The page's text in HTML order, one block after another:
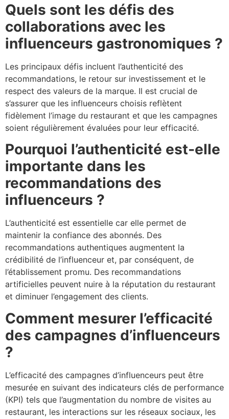
Quels sont les défis des
collaborations avec les
influenceurs gastronomiques ?
Les principaux défis incluent l’authenticité des
recommandations, le retour sur investissement et le
respect des valeurs de la marque. Il est crucial de
s’assurer que les influenceurs choisis reflètent
fidèlement l’image du restaurant et que les campagnes
soient régulièrement évaluées pour leur efficacité.
Pourquoi l’authenticité est-elle
importante dans les
recommandations des
influenceurs ?
L’authenticité est essentielle car elle permet de
maintenir la confiance des abonnés. Des
recommandations authentiques augmentent la
crédibilité de l’influenceur et, par conséquent, de
l’établissement promu. Des recommandations
artificielles peuvent nuire à la réputation du restaurant
et diminuer l’engagement des clients.
Comment mesurer l’efficacité
des campagnes d’influenceurs
?
L’efficacité des campagnes d’influenceurs peut être
mesurée en suivant des indicateurs clés de performance
(KPI) tels que l’augmentation du nombre de visites au
restaurant, les interactions sur les réseaux sociaux, les